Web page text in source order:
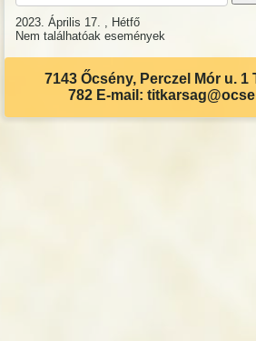
2023. Április 17. , Hétfő
Nem találhatóak események
7143 Őcsény, Perczel Mór u. 1
782 E-mail: